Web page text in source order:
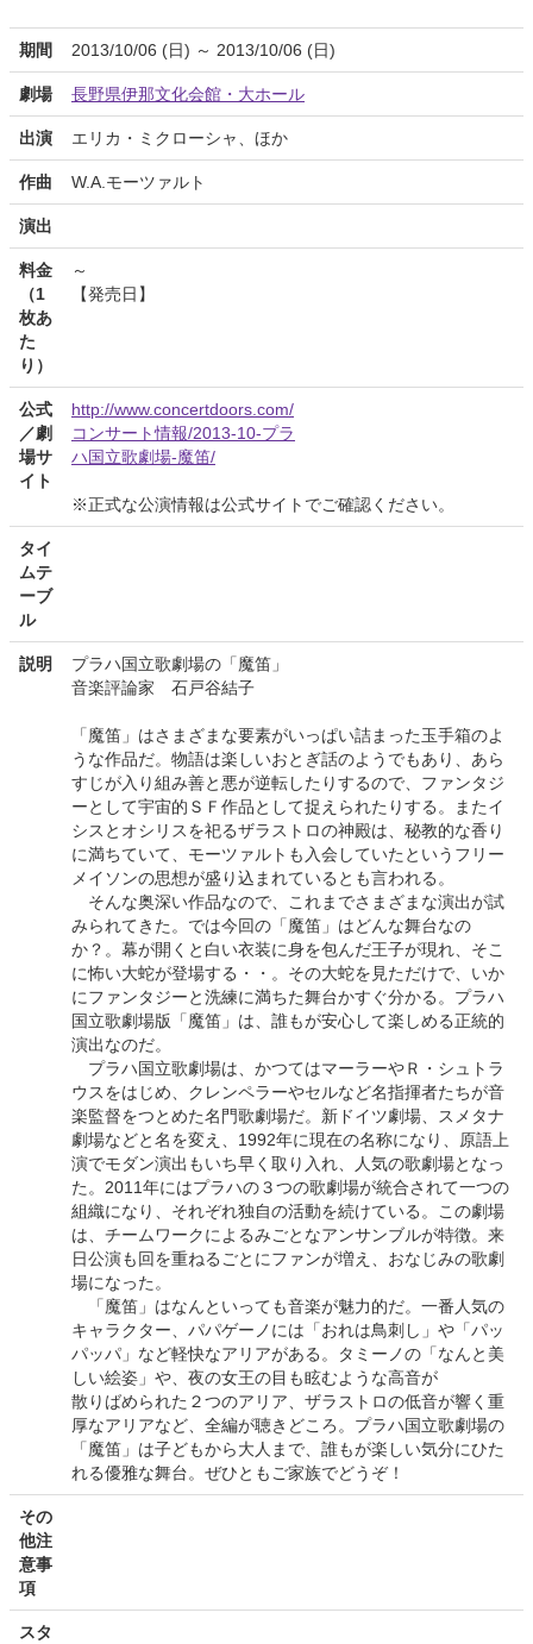
期間 2013/10/06 (日) ～ 2013/10/06 (日)
劇場 長野県伊那文化会館・大ホール
出演 エリカ・ミクローシャ、ほか
作曲 W.A.モーツァルト
演出
料金
（1
枚あ
た
り）
～
【発売日】
公式
／劇
場サ
イト
http://www.concertdoors.com/
コンサート情報/2013-10-プラ
ハ国立歌劇場-魔笛/
※正式な公演情報は公式サイトでご確認ください。
タイ
ムテ
ーブ
ル
説明
プラハ国立歌劇場の「魔笛」
音楽評論家 石戸谷結子
「魔笛」はさまざまな要素がいっぱい詰まった玉手箱のよ
うな作品だ。物語は楽しいおとぎ話のようでもあり、あら
すじが入り組み善と悪が逆転したりするので、ファンタジ
ーとして宇宙的ＳＦ作品として捉えられたりする。またイ
シスとオシリスを祀るザラストロの神殿は、秘教的な香り
に満ちていて、モーツァルトも入会していたというフリー
メイソンの思想が盛り込まれているとも言われる。
そんな奥深い作品なので、これまでさまざまな演出が試
みられてきた。では今回の「魔笛」はどんな舞台なの
か？。幕が開くと白い衣装に身を包んだ王子が現れ、そこ
に怖い大蛇が登場する・・。その大蛇を見ただけで、いか
にファンタジーと洗練に満ちた舞台かすぐ分かる。プラハ
国立歌劇場版「魔笛」は、誰もが安心して楽しめる正統的
演出なのだ。
プラハ国立歌劇場は、かつてはマーラーやＲ・シュトラ
ウスをはじめ、クレンペラーやセルなど名指揮者たちが音
楽監督をつとめた名門歌劇場だ。新ドイツ劇場、スメタナ
劇場などと名を変え、1992年に現在の名称になり、原語上
演でモダン演出もいち早く取り入れ、人気の歌劇場となっ
た。2011年にはプラハの３つの歌劇場が統合されて一つの
組織になり、それぞれ独自の活動を続けている。この劇場
は、チームワークによるみごとなアンサンブルが特徴。来
日公演も回を重ねるごとにファンが増え、おなじみの歌劇
場になった。
「魔笛」はなんといっても音楽が魅力的だ。一番人気の
キャラクター、パパゲーノには「おれは鳥刺し」や「パッ
パッパ」など軽快なアリアがある。タミーノの「なんと美
しい絵姿」や、夜の女王の目も眩むような高音が
散りばめられた２つのアリア、ザラストロの低音が響く重
厚なアリアなど、全編が聴きどころ。プラハ国立歌劇場の
「魔笛」は子どもから大人まで、誰もが楽しい気分にひた
れる優雅な舞台。ぜひともご家族でどうぞ！
その
他注
意事
項
スタ